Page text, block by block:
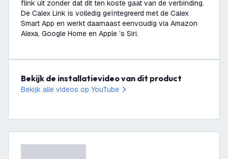
flink uit zonder dat dit ten koste gaat van de verbinding.
De Calex Link is volledig geïntegreerd met de Calex
Smart App en werkt daarnaast eenvoudig via Amazon
Alexa, Google Home en Apple ’s Siri.
Bekijk de installatievideo van dit product
Bekijk alle videos op YouTube